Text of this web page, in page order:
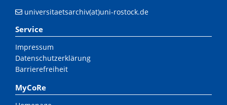
universitaetsarchiv(at)uni-rostock.de
Service
Impressum
Datenschutzerklärung
Barrierefreiheit
MyCoRe